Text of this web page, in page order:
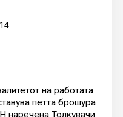
на работата
петта брошура
наречена Толкувачи